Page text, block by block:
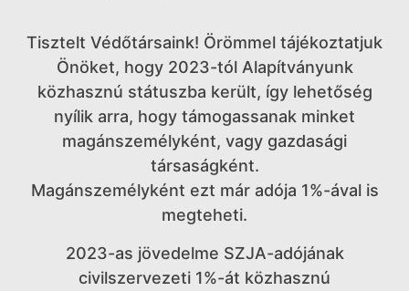
Tisztelt Védőtársaink! Örömmel tájékoztatjuk
Önöket, hogy 2023-tól Alapítványunk
közhasznú státuszba került, így lehetőség
nyílik arra, hogy támogassanak minket
magánszemélyként, vagy gazdasági
társaságként.
Magánszemélyként ezt már adója 1%-ával is
megteheti.
2023-as jövedelme SZJA-adójának
civilszervezeti 1%-át közhasznú